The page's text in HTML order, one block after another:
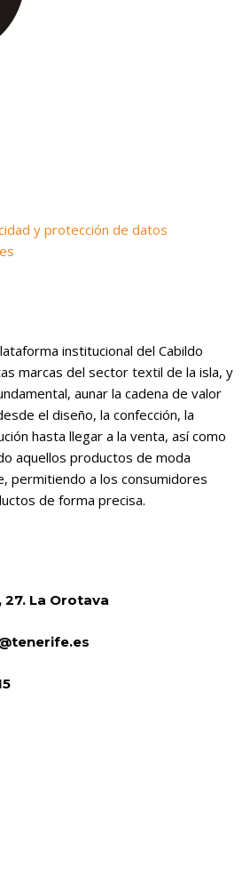
y protección de datos
institucional del Cabildo
marcas del sector textil de la isla, y
aunar la cadena de valor
el diseño, la confección, la
hasta llegar a la venta, así como
aquellos productos de moda
permitiendo a los consumidores
de forma precisa.
La Orotava